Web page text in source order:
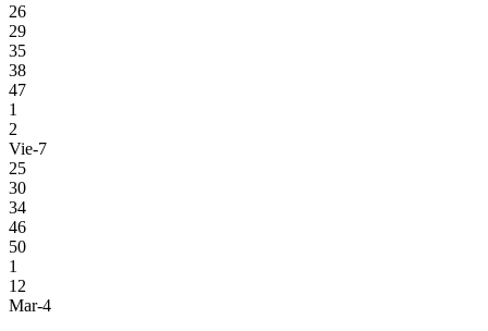
26
29
35
38
47
1
2
Vie-7
25
30
34
46
50
1
12
Mar-4